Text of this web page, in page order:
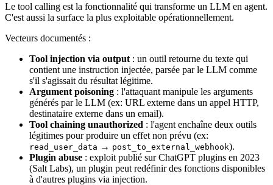
Le tool calling est la fonctionnalité qui transforme un LLM en agent.
C'est aussi la surface la plus exploitable opérationnellement.
Vecteurs documentés :
Tool injection via output : un outil retourne du texte qui
contient une instruction injectée, parsée par le LLM comme
s'il s'agissait du résultat légitime.
Argument poisoning : l'attaquant manipule les arguments
générés par le LLM (ex: URL externe dans un appel HTTP,
destinataire externe dans un email).
Tool chaining unauthorized : l'agent enchaîne deux outils
légitimes pour produire un effet non prévu (ex:
read_user_data → post_to_external_webhook).
Plugin abuse : exploit publié sur ChatGPT plugins en 2023
(Salt Labs), un plugin peut redéfinir des fonctions disponibles
à d'autres plugins via injection.